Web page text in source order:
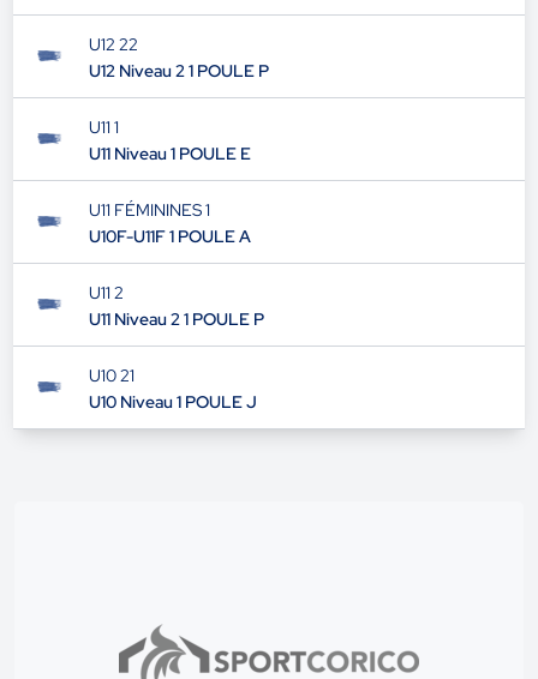
U12 22
U12 Niveau 2 1 POULE P
U11 1
U11 Niveau 1 POULE E
U11 FÉMININES 1
U10F-U11F 1 POULE A
U11 2
U11 Niveau 2 1 POULE P
U10 21
U10 Niveau 1 POULE J